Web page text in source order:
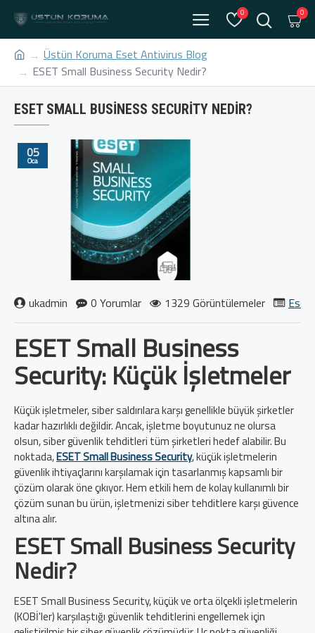
0 0
Üstün Koruma Eset Antivirus Blog
ESET Small Business Security Nedir?
ESET SMALL BUSINESS SECURITY NEDIR?
05
Oca
ukadmin 0 Yorumlar 1329 Görüntülemeler Eset
ESET Small Business
Security: Küçük İşletmeler
Küçük işletmeler, siber saldırılara karşı genellikle büyük şirketler
kadar hazırlıklı değildir. Ancak, işletme boyutunuz ne olursa
olsun, siber güvenlik tehditleri tüm şirketleri hedef alabilir. Bu
noktada,ESET Small Business Security, küçük işletmelerin
güvenlik ihtiyaçlarını karşılamak için tasarlanmış kapsamlı bir
çözüm olarak öne çıkıyor. Hem etkili hem de kolay kullanımlı bir
çözüm sunan bu ürün, işletmenizi siber tehditlere karşı güvence
altına alır.
ESET Small Business Security
Nedir?
ESET Small Business Security, küçük ve orta ölçekli işletmelerin
(KOBİ'ler) karşılaştığı güvenlik tehditlerini engellemek için